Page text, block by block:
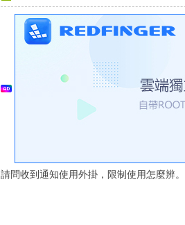
請問收到通知使用外掛，限制使用怎麼辨。